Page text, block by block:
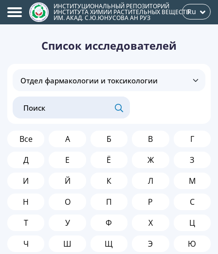
ИНСТИТУЦИОНАЛЬНЫЙ РЕПОЗИТОРИЙ
ИНСТИТУТА ХИМИИ РАСТИТЕЛЬНЫХ ВЕЩЕСТВ
ИМ. АКАД. С.Ю.ЮНУСОВА АН РУЗ
Ru
Список исследователей
Все А Б В
Г
Д
Е Ё Ж
З
И
Й К Л
М
Н
О П Р
С
Т
У Ф Х
Ц
Ч
Ш Щ Э
Ю